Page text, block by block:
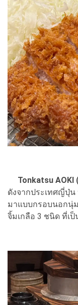
Tonkatsu
ดังจากประเทศญี่ปุ่
มาแบบกรอบนอกนุ่
จิ้มเกลือ 3 ชนิด ที่เ